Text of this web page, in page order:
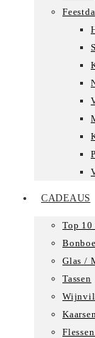
CADEAUS
Top 10
Glas /
Tassen